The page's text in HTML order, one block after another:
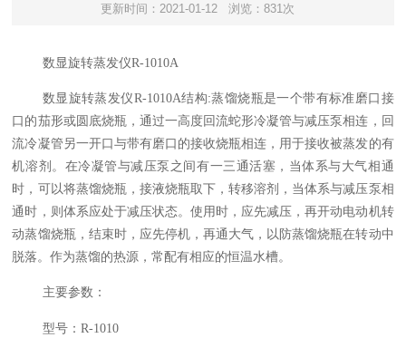
更新时间：2021-01-12 浏览：831次
数显旋转蒸发仪R-1010A
数显旋转蒸发仪R-1010A结构:蒸馏烧瓶是一个带有标准磨口接
口的茄形或圆底烧瓶，通过一高度回流蛇形冷凝管与减压泵相连，回
流冷凝管另一开口与带有磨口的接收烧瓶相连，用于接收被蒸发的有
机溶剂。在冷凝管与减压泵之间有一三通活塞，当体系与大气相通
时，可以将蒸馏烧瓶，接液烧瓶取下，转移溶剂，当体系与减压泵相
通时，则体系应处于减压状态。使用时，应先减压，再开动电动机转
动蒸馏烧瓶，结束时，应先停机，再通大气，以防蒸馏烧瓶在转动中
脱落。作为蒸馏的热源，常配有相应的恒温水槽。
主要参数：
型号： R-1010